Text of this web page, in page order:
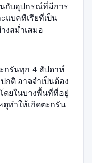
นกับอุปกรณ์ที่มีการ
แบคทีเรียที่เป็น
งสม่ำเสมอ
กรันทุก 4 สัปดาห์
กติ อาจจำเป็นต้อง
ดยในบางพื้นที่ที่อยู่
ตุทำให้เกิดตะกรัน